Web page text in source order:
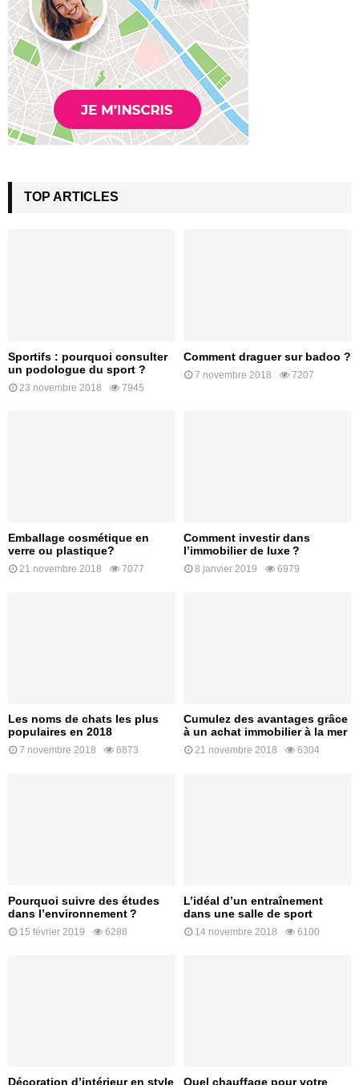
TOP ARTICLES
Sportifs : pourquoi consulter
un podologue du sport ?
23 novembre 2018 7945
Comment draguer sur badoo ?
7 novembre 2018 7207
Emballage cosmétique en
verre ou plastique?
21 novembre 2018 7077
Comment investir dans
l’immobilier de luxe ?
8 janvier 2019 6979
Les noms de chats les plus
populaires en 2018
7 novembre 2018 6873
Cumulez des avantages grâce
à un achat immobilier à la mer
21 novembre 2018 6304
Pourquoi suivre des études
dans l’environnement ?
15 février 2019 6288
L’idéal d’un entraînement
dans une salle de sport
14 novembre 2018 6100
Décoration d’intérieur en style Quel chauffage pour votre